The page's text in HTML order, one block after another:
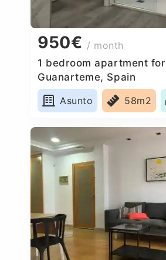
950€ / month
1 bedroom apartment
Guanarteme, Spain
Asunto
58m2